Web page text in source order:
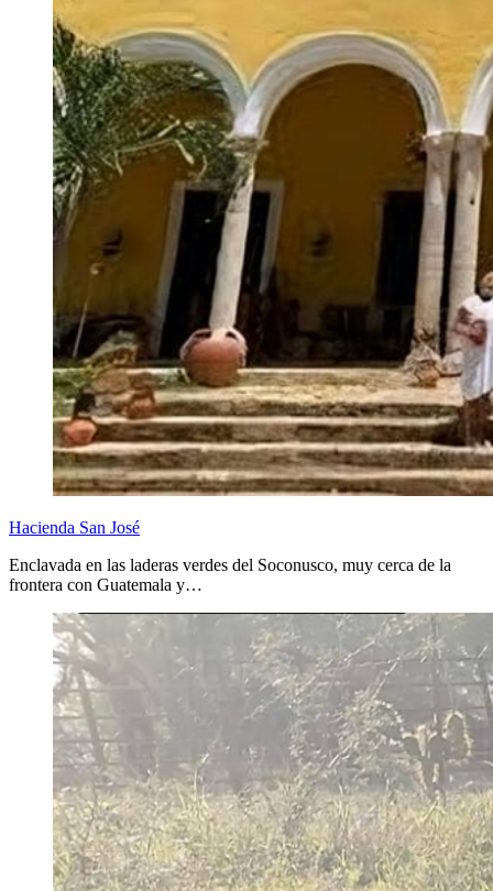
Hacienda San José
Enclavada en las laderas verdes del Soconusco, muy cerca de la
frontera con Guatemala y…